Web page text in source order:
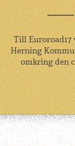
Till
Herning
omkring den